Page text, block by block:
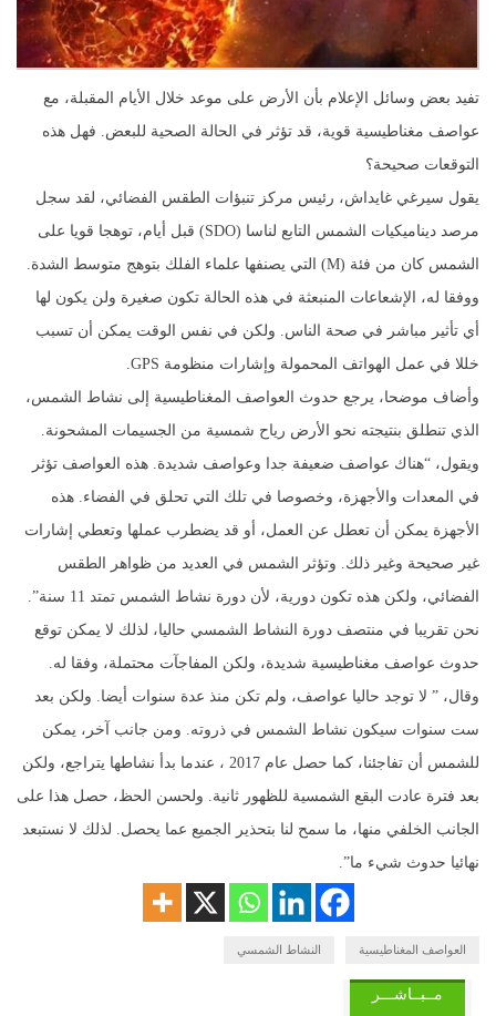
تفيد بعض وسائل الإعلام بأن الأرض على موعد خلال الأيام المقبلة، مع
عواصف مغناطيسية قوية، قد تؤثر في الحالة الصحية للبعض. فهل هذه
التوقعات صحيحة؟
يقول سيرغي غايداش، رئيس مركز تنبؤات الطقس الفضائي، لقد سجل
مرصد ديناميكيات الشمس التابع لناسا (SDO) قبل أيام، توهجا قويا على
الشمس كان من فئة (М) التي يصنفها علماء الفلك بتوهج متوسط الشدة.
ووفقا له، الإشعاعات المنبعثة في هذه الحالة تكون صغيرة ولن يكون لها
أي تأثير مباشر في صحة الناس. ولكن في نفس الوقت يمكن أن تسبب
خللا في عمل الهواتف المحمولة وإشارات منظومة GPS.
وأضاف موضحا، يرجع حدوث العواصف المغناطيسية إلى نشاط الشمس،
الذي تنطلق بنتيجته نحو الأرض رياح شمسية من الجسيمات المشحونة.
ويقول، “هناك عواصف ضعيفة جدا وعواصف شديدة. هذه العواصف تؤثر
في المعدات والأجهزة، وخصوصا في تلك التي تحلق في الفضاء. هذه
الأجهزة يمكن أن تعطل عن العمل، أو قد يضطرب عملها وتعطي إشارات
غير صحيحة وغير ذلك. وتؤثر الشمس في العديد من ظواهر الطقس
الفضائي، ولكن هذه تكون دورية، لأن دورة نشاط الشمس تمتد 11 سنة”.
نحن تقريبا في منتصف دورة النشاط الشمسي حاليا، لذلك لا يمكن توقع
حدوث عواصف مغناطيسية شديدة، ولكن المفاجآت محتملة، وفقا له.
وقال، ” لا توجد حاليا عواصف، ولم تكن منذ عدة سنوات أيضا. ولكن بعد
ست سنوات سيكون نشاط الشمس في ذروته. ومن جانب آخر، يمكن
للشمس أن تفاجئنا، كما حصل عام 2017 ، عندما بدأ نشاطها يتراجع، ولكن
بعد فترة عادت البقع الشمسية للظهور ثانية. ولحسن الحظ، حصل هذا على
الجانب الخلفي منها، ما سمح لنا بتحذير الجميع عما يحصل. لذلك لا نستبعد
نهائيا حدوث شيء ما”.
العواصف المغناطيسية النشاط الشمسي
مــبــاشـــر